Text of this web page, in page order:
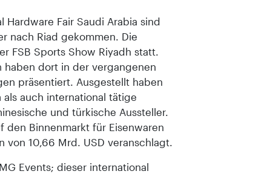
Fair Saudi Arabia sind
nach Riad gekommen. Die
FSB Sports Show Riyadh statt.
haben dort in der vergangenen
präsentiert. Ausgestellt haben
auch international tätige
und türkische Aussteller.
den Binnenmarkt für Eisenwaren
von 10,66 Mrd. USD veranschlagt.
Events; dieser international